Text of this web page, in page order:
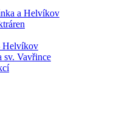
a Helvíkov
Helvíkov
sv. Vavřince